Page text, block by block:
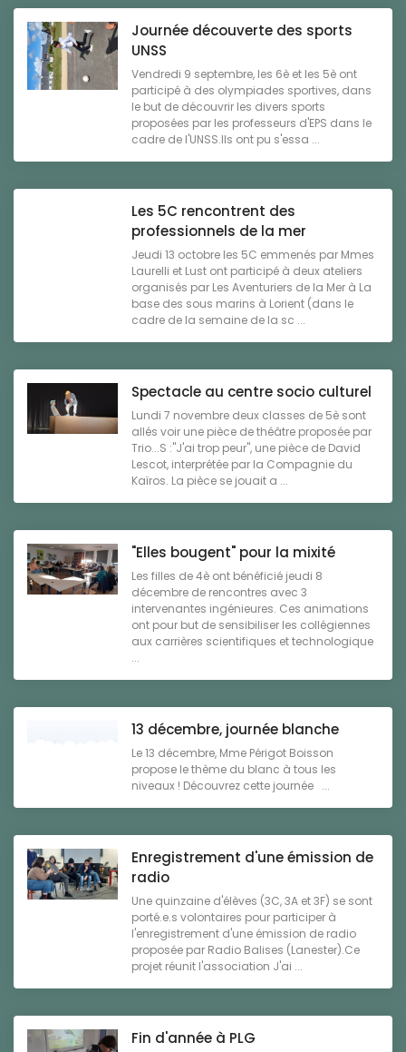
Journée découverte des sports
UNSS
Vendredi 9 septembre, les 6è et les 5è ont
participé à des olympiades sportives, dans
le but de découvrir les divers sports
proposées par les professeurs d'EPS dans le
cadre de l'UNSS.Ils ont pu s'essa ...
Les 5C rencontrent des
professionnels de la mer
Jeudi 13 octobre les 5C emmenés par Mmes
Laurelli et Lust ont participé à deux ateliers
organisés par Les Aventuriers de la Mer à La
base des sous marins à Lorient (dans le
cadre de la semaine de la sc ...
Spectacle au centre socio culturel
Lundi 7 novembre deux classes de 5è sont
allés voir une pièce de théâtre proposée par
Trio...S :"J'ai trop peur", une pièce de David
Lescot, interprétée par la Compagnie du
Kaïros. La pièce se jouait a ...
"Elles bougent" pour la mixité
Les filles de 4è ont bénéficié jeudi 8
décembre de rencontres avec 3
intervenantes ingénieures. Ces animations
ont pour but de sensibiliser les collégiennes
aux carrières scientifiques et technologique
...
13 décembre, journée blanche
Le 13 décembre, Mme Périgot Boisson
propose le thème du blanc à tous les
niveaux ! Découvrez cette journée ...
Enregistrement d'une émission de
radio
Une quinzaine d'élèves (3C, 3A et 3F) se sont
porté.e.s volontaires pour participer à
l'enregistrement d'une émission de radio
proposée par Radio Balises (Lanester).Ce
projet réunit l'association J'ai ...
Fin d'année à PLG